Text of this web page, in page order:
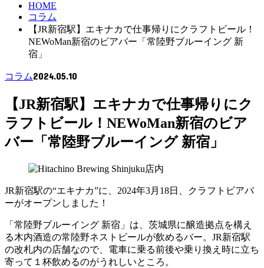
HOME
コラム
【JR新宿駅】エキナカで仕事帰りにクラフトビール！
NEWoMan新宿のビアバー「常陸野ブルーイング 新
宿」
コラム2024.05.10
【JR新宿駅】エキナカで仕事帰りにク
ラフトビール！NEWoMan新宿のビア
バー「常陸野ブルーイング 新宿」
JR新宿駅の“エキナカ”に、2024年3月18日、クラフトビアバ
ーがオープンしました！
「常陸野ブルーイング 新宿」は、茨城県に醸造拠点を構え
る木内酒造の常陸野ネストビールが飲めるバー。JR新宿駅
の改札内の店舗なので、電車に乗る前後や乗り換え時に立ち
寄って１杯飲めるのがうれしいところ。